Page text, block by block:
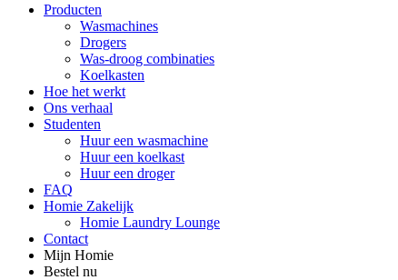
Producten
Wasmachines
Drogers
Was-droog combinaties
Koelkasten
Hoe het werkt
Ons verhaal
Studenten
Huur een wasmachine
Huur een koelkast
Huur een droger
FAQ
Homie Zakelijk
Homie Laundry Lounge
Contact
Mijn Homie
Bestel nu